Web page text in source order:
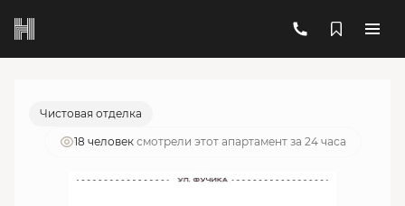
1-комнатный 5 692 854 руб.
Ипотека
Чистовая отделка
18 человек смотрели этот апартамент за 24 часа